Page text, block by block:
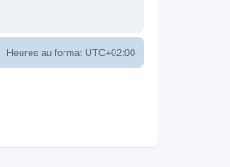
Heures au format UTC+02:00